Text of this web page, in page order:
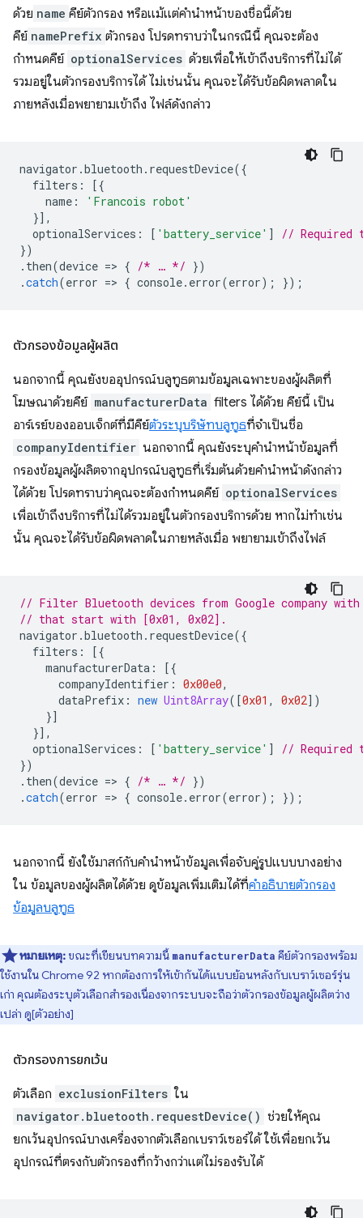
ด้วย name คีย์ตัวกรอง หรือแม้แต่คำนำหน้าของชื่อนี้ด้วย
คีย์ namePrefix ตัวกรอง โปรดทราบว่าในกรณีนี้ คุณจะต้อง
กำหนดคีย์ optionalServices ด้วยเพื่อให้เข้าถึงบริการที่ไม่ได้
รวมอยู่ในตัวกรองบริการได้ ไม่เช่นนั้น คุณจะได้รับข้อผิดพลาดใน
ภายหลังเมื่อพยายามเข้าถึง ไฟล์ดังกล่าว
navigator .bluetooth . requestDevice({
filters :
[{
name :
'Francois robot'
}],
optionalServices : [ 'battery_service' ]
// Required
})
. then(device => { /* … */ })
.catch(error => { console. error(error); });
ตัวกรองข้อมูลผู้ผลิต
นอกจากนี้ คุณยังขออุปกรณ์บลูทูธตามข้อมูลเฉพาะของผู้ผลิตที่
โฆษณาด้วยคีย์ manufacturerData filters ได้ด้วย คีย์นี้ เป็น
อาร์เรย์ของออบเจ็กต์ที่มีคีย์ตัวระบุบริษัทบลูทูธที่จำเป็นชื่อ
companyIdentifier นอกจากนี้ คุณยังระบุคำนำหน้าข้อมูลที่
กรองข้อมูลผู้ผลิตจากอุปกรณ์บลูทูธที่เริ่มต้นด้วยคำนำหน้าดังกล่าว
ได้ด้วย โปรดทราบว่าคุณจะต้องกำหนดคีย์ optionalServices
เพื่อเข้าถึงบริการที่ไม่ได้รวมอยู่ในตัวกรองบริการด้วย หากไม่ทำเช่น
นั้น คุณจะได้รับข้อผิดพลาดในภายหลังเมื่อ พยายามเข้าถึงไฟล์
// Filter Bluetooth devices from Google company
// that start with [0x01, 0x02].
navigator .bluetooth . requestDevice({
filters :
[{
manufacturerData :
[{
companyIdentifier : 0x00e0,
dataPrefix : new Uint8Array([0x01 , 0x02])
}]
}],
optionalServices : [ 'battery_service' ]
// Required
})
. then(device => { /* … */ })
.catch(error => { console. error(error); });
นอกจากนี้ ยังใช้มาสก์กับคำนำหน้าข้อมูลเพื่อจับคู่รูปแบบบางอย่าง
ใน ข้อมูลของผู้ผลิตได้ด้วย ดูข้อมูลเพิ่มเติมได้ที่คำอธิบายตัวกรอง
ข้อมูลบลูทูธ
หมายเหตุ: ขณะที่เขียนบทความนี้ manufacturerData คีย์ตัวกรองพร้อม
ใช้งานใน Chrome 92 หากต้องการให้เข้ากันได้แบบย้อนหลังกับเบราว์เซอร์รุ่น
เก่า คุณต้องระบุตัวเลือกสำรองเนื่องจากระบบจะถือว่าตัวกรองข้อมูลผู้ผลิตว่าง
เปล่า ดู[ตัวอย่าง]
ตัวกรองการยกเว้น
ตัวเลือก exclusionFilters ใน
navigator.bluetooth.requestDevice() ช่วยให้คุณ
ยกเว้นอุปกรณ์บางเครื่องจากตัวเลือกเบราว์เซอร์ได้ ใช้เพื่อยกเว้น
อุปกรณ์ที่ตรงกับตัวกรองที่กว้างกว่าแต่ไม่รองรับได้